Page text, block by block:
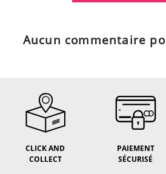
Aucun commentaire
CLICK AND
COLLECT
PAIEMENT
SÉCURISÉ